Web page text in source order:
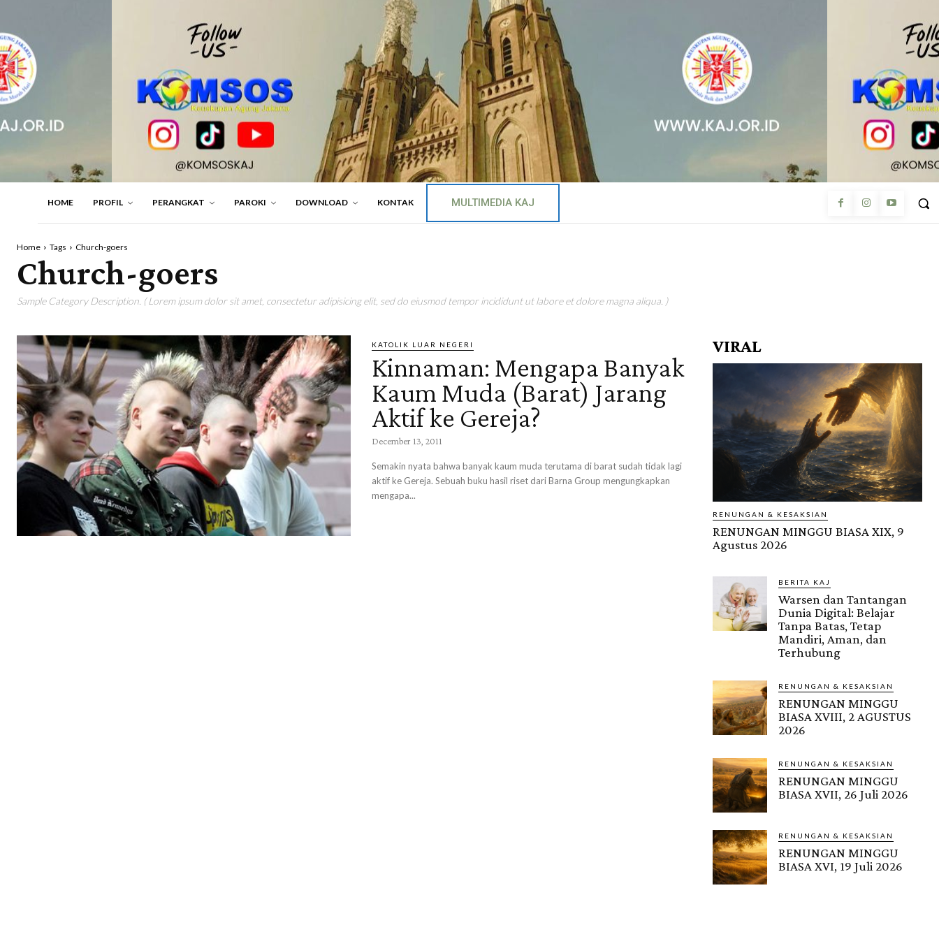
HOME PROFIL PERANGKAT PAROKI DOWNLOAD KONTAK MULTIMEDIA KAJ
Home Tags Church-goers
Church-goers
Sample Category Description. ( Lorem ipsum dolor sit amet, consectetur adipisicing elit, sed do eiusmod tempor incididunt ut labore et dolore magna aliqua. )
KATOLIK LUAR NEGERI
Kinnaman: Mengapa Banyak
Kaum Muda (Barat) Jarang
Aktif ke Gereja?
December 13, 2011
Semakin nyata bahwa banyak kaum muda terutama di barat sudah tidak lagi
aktif ke Gereja. Sebuah buku hasil riset dari Barna Group mengungkapkan
mengapa...
VIRAL
RENUNGAN & KESAKSIAN
RENUNGAN MINGGU BIASA XIX, 9
Agustus 2026
BERITA KAJ
Warsen dan Tantangan
Dunia Digital: Belajar
Tanpa Batas, Tetap
Mandiri, Aman, dan
Terhubung
RENUNGAN & KESAKSIAN
RENUNGAN MINGGU
BIASA XVIII, 2 AGUSTUS
2026
RENUNGAN & KESAKSIAN
RENUNGAN MINGGU
BIASA XVII, 26 Juli 2026
RENUNGAN & KESAKSIAN
RENUNGAN MINGGU
BIASA XVI, 19 Juli 2026